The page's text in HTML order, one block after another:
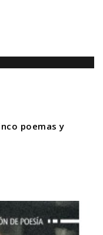
poemas y